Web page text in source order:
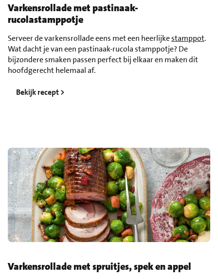
Varkensrollade met pastinaak-
rucolastamppotje
Serveer de varkensrollade eens met een heerlijkestamppot.
Wat dacht je van een pastinaak-rucola stamppotje? De
bijzondere smaken passen perfect bij elkaar en maken dit
hoofdgerecht helemaal af.
Bekijk recept >
Varkensrollade met spruitjes, spek en appel